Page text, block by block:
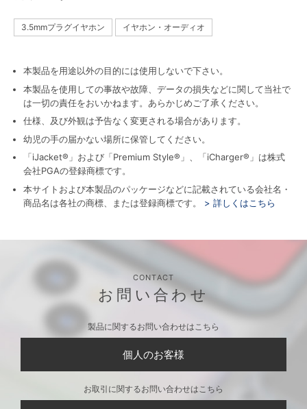
3.5mmプラグイヤホン イヤホン・オーディオ
本製品を用途以外の目的には使用しないで下さい。
本製品を使用しての事故や故障、データの損失などに関して当社で
は一切の責任をおいかねます。あらかじめご了承ください。
仕様、及び外観は予告なく変更される場合があります。
幼児の手の届かない場所に保管してください。
「iJacket®」および「Premium Style®」、「iCharger®」は株式
会社PGAの登録商標です。
本サイトおよび本製品のパッケージなどに記載されている会社名・
商品名は各社の商標、または登録商標です。
> 詳しくはこちら
CONTACT
お問い合わせ
製品に関するお問い合わせはこちら
個人のお客様
お取引に関するお問い合わせはこちら